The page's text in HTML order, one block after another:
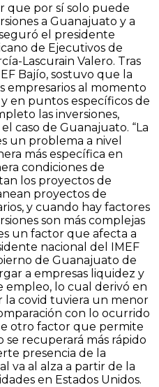
que por sí solo puede
a Guanajuato y a
el presidente
de Ejecutivos de
Lascurain Valero. Tras
Bajío, sostuvo que la
empresarios al momento
en puntos específicos de
las inversiones,
caso de Guanajuato. “La
un problema a nivel
más específica en
condiciones de
los proyectos de
proyectos de
y cuando hay factores
son más complejas
un factor que afecta a
nacional del IMEF
de Guanajuato de
a empresas liquidez y
empleo, lo cual derivó en
la covid tuviera un menor
con lo ocurrido
otro factor que permite
recuperará más rápido
presencia de la
va al alza a partir de la
en Estados Unidos.